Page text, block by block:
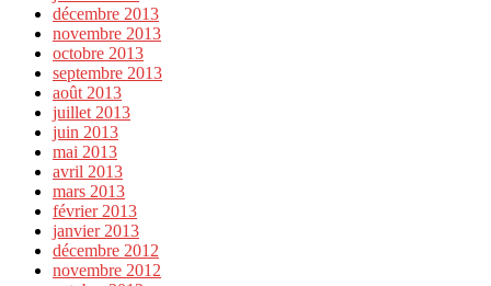
décembre 2013
novembre 2013
octobre 2013
septembre 2013
août 2013
juillet 2013
juin 2013
mai 2013
avril 2013
mars 2013
février 2013
janvier 2013
décembre 2012
novembre 2012